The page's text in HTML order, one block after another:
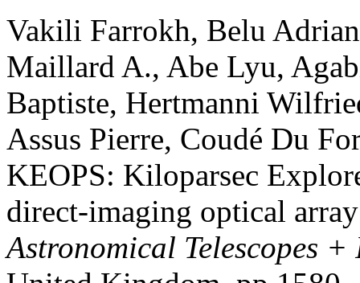
Vakili Farrokh, Belu Adrian
Maillard A., Abe Lyu,
Baptiste, Hertmanni
Assus Pierre, Coudé Du
KEOPS: Kiloparsec
direct-imaging optical
Astronomical Telescopes